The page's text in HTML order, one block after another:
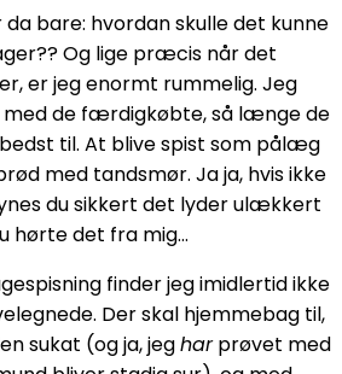
da bare: hvordan skulle det kunne
Og lige præcis når det
er jeg enormt rummelig. Jeg
de færdigkøbte, så længe de
til. At blive spist som pålæg
med tandsmør. Ja ja, hvis ikke
du sikkert det lyder ulækkert
hørte det fra mig…
finder jeg imidlertid ikke
Der skal hjemmebag til,
sukat (og ja, jegharprøvet med